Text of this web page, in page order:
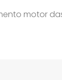
motor